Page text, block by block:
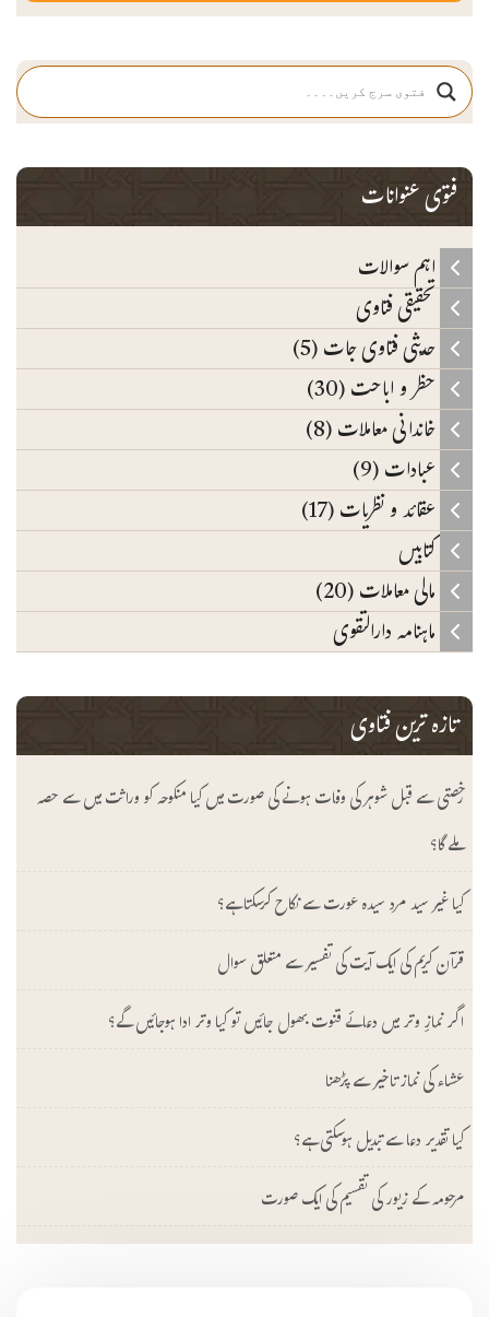
فتوی عنوانات
اہم سوالات
تحقیقی فتاوی
حدیثی فتاوی جات (5)
حظر و اباحت (30)
خاندانی معاملات (8)
عبادات (9)
عقائد و نظریات (17)
کتابیں
مالی معاملات (20)
ماہنامہ دارالتقوی
تازہ ترین فتاوی
رخصتی سے قبل شوہر کی وفات ہونے کی صورت میں کیا منکوحہ کو وراثت میں سے حصہ
ملے گا؟
کیا غیر سید مرد سیدہ عورت سے نکاح کرسکتا ہے؟
قرآن کریم کی ایک آیت کی تفسیر سے متعلق سوال
اگر نمازِ وتر میں دعائے قنوت بھول جائیں تو کیا وتر ادا ہوجائیں گے؟
عشاء کی نماز تاخیر سے پڑھنا
کیا تقدیر دعا سے تبدیل ہوسکتی ہے؟
مرحومہ کے زیور کی تقسیم کی ایک صورت